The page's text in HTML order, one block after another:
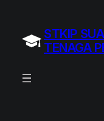
STKIP
TENAGA